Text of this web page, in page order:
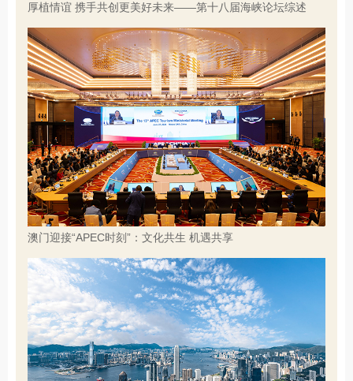
厚植情谊 携手共创更美好未来——第十八届海峡论坛综述
澳门迎接“APEC时刻”：文化共生 机遇共享